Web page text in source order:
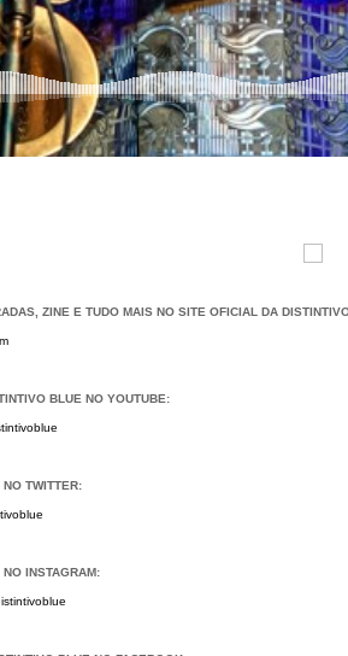
ZINE E TUDO MAIS NO SITE OFICIAL DA
BLUE NO YOUTUBE:
TWITTER:
INSTAGRAM: